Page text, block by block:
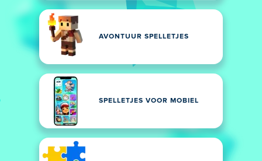
AVONTUUR SPELLETJES
SPELLETJES VOOR MOBIEL